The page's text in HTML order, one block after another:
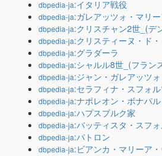
dbpedia-ja:イタリア戦役
dbpedia-ja:ガレアッツォ・マリ
dbpedia-ja:クリスチャン2世_(デ
dbpedia-ja:クリスティーヌ・ド
dbpedia-ja:グラダーラ
dbpedia-ja:シャルル8世_(フラン
dbpedia-ja:ジャン・ガレアッツ
dbpedia-ja:セラフィナ・スフォ
dbpedia-ja:ナポレオン・ボナパ
dbpedia-ja:ハプスブルク家
dbpedia-ja:バッティスタ・スフ
dbpedia-ja:パトロン
dbpedia-ja:ビアンカ・マリーア